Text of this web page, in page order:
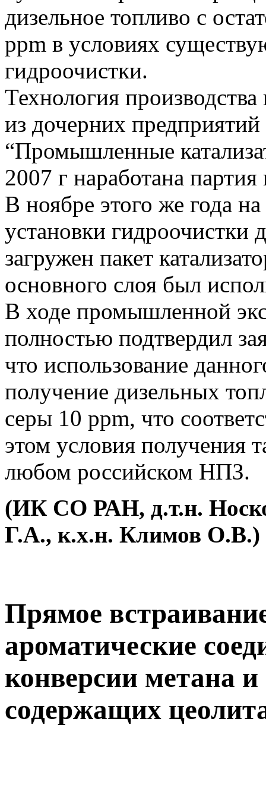
дизельное топливо с
ppm в условиях
гидроочистки.
Технология
из дочерних
“Промышленные
2007 г наработана
В ноябре этого же года
установки гидроочистки
загружен пакет
основного слоя был
В ходе промышленной
полностью подтвердил
что использование
получение дизельных
серы 10 ppm, что
этом условия получения
любом российском НПЗ.
(ИК СО РАН, д.т.н.
Г.А., к.х.н. Климов О.В.)
Прямое
ароматические
конверсии метана
содержащих